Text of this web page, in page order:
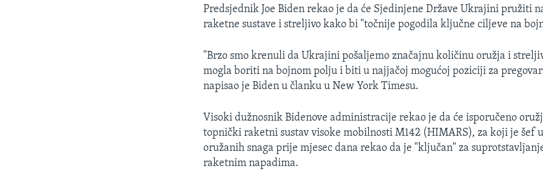
Predsjednik Joe Biden rekao je da će Sjedinjene Države Ukrajini pružiti
raketne sustave i streljivo kako bi "točnije pogodila ključne ciljeve na
"Brzo smo krenuli da Ukrajini pošaljemo značajnu količinu oružja i
mogla boriti na bojnom polju i biti u najjačoj mogućoj poziciji za
napisao je Biden u članku u New York Timesu.
Visoki dužnosnik Bidenove administracije rekao je da će isporučeno
topnički raketni sustav visoke mobilnosti M142 (HIMARS), za koji je šef
oružanih snaga prije mjesec dana rekao da je "ključan" za
raketnim napadima.